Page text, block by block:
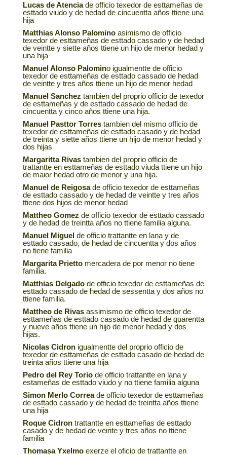
Lucas de Atenciade officio texedor de esttameñas de
esttado viudo y de hedad de cincuentta años ttiene una
hija
Matthias Alonso Palominoasimismo de officio
texedor de esttameñas de esttado cassado y de hedad
de veintte y siette años ttiene un hijo de menor hedad y
una hija
Manuel Alonso Palomino igualmentte de officio
texedor de esttameñas de esttado cassado de hedad
de veintte y tres años ttiene un hijo de menor hedad
Manuel Sanchez tambien del proprio officio de texedor
de esttameñas y de esttado cassado de hedad de
cincuentta y cinco años ttiene una hija.
Manuel Pasttor Torrestambien del mismo officio de
texedor de esttameñas de esttado casado y de hedad
de treinta y siette años ttiene un hijo de menor hedad y
dos hijas
Margaritta Rivastambien del proprio officio de
trattantte en esttameñas de esttado viuda ttiene un hijo
de maior hedad otro de menor y una hija.
Manuel de Reigosade officio texedor de esttameñas
de esttado cassado y de hedad de veintte y tres años
ttiene dos hijos de menor hedad
Mattheo Gomez de officio texedor de esttado cassado
y de hedad de treintta años no ttiene familia alguna.
Manuel Miguelde officio trattantte en lana y de
esttado cassado, de hedad de cincuentta y dos años
no tiene familia
Margarita Priettomercadera de por menor no tiene
familia.
Matthias Delgadode officio texedor de esttameñas de
esttado cassado de hedad de sessentta y dos años no
ttiene familia.
Mattheo de Rivasassimismo de officio texedor de
esttameñas de esttado cassado de hedad de quarentta
y nueve años ttiene un hijo de menor hedad y dos
hijas.
Nicolas Cidronigualmentte del proprio officio de
texedor de esttameñas de esttado casado de hedad de
treinta años ttiene una hija
Pedro del Rey Toriode officio trattantte en lana y
estameñas de esttado viudo y no ttiene familia alguna
Simon Merlo Correade officio texedor de esttameñas
de esttado cassado y de hedad de treintta años ttiene
una hija
Roque Cidrontrattantte en esttameñas de esttado
casado y de hedad de veinte y tres años no ttiene
familia
Thomasa Yxelmoexerze el oficio de trattantte en